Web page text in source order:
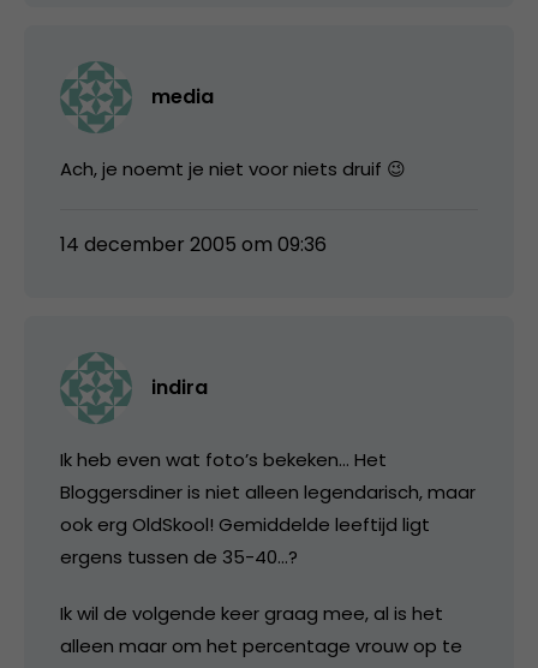
media
Ach, je noemt je niet voor niets druif 😉
14 december 2005 om 09:36
indira
Ik heb even wat foto’s bekeken… Het
Bloggersdiner is niet alleen legendarisch, maar
ook erg OldSkool! Gemiddelde leeftijd ligt
ergens tussen de 35-40…?
Ik wil de volgende keer graag mee, al is het
alleen maar om het percentage vrouw op te